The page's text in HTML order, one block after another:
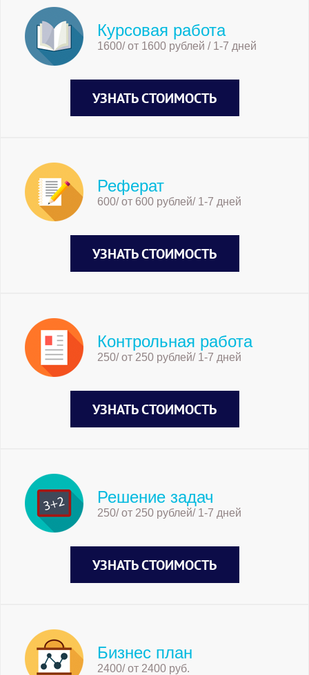
Курсовая работа
1600/ от 1600 рублей / 1-7 дней
УЗНАТЬ СТОИМОСТЬ
Реферат
600/ от 600 рублей/ 1-7 дней
УЗНАТЬ СТОИМОСТЬ
Контрольная работа
250/ от 250 рублей/ 1-7 дней
УЗНАТЬ СТОИМОСТЬ
Решение задач
250/ от 250 рублей/ 1-7 дней
УЗНАТЬ СТОИМОСТЬ
Бизнес план
2400/ от 2400 руб.